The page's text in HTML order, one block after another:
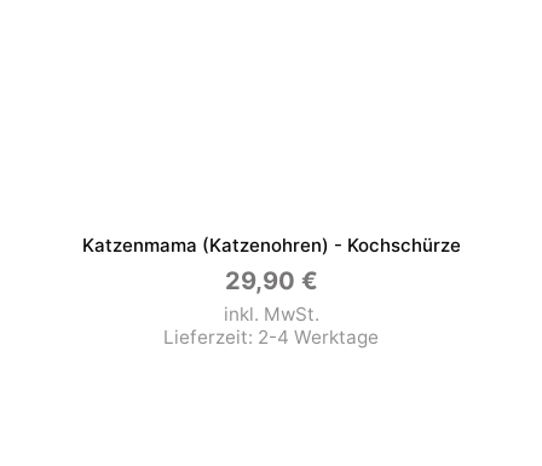
Katzenmama (Katzenohren) - Kochschürze
29,90 €
inkl. MwSt.
Lieferzeit: 2-4 Werktage